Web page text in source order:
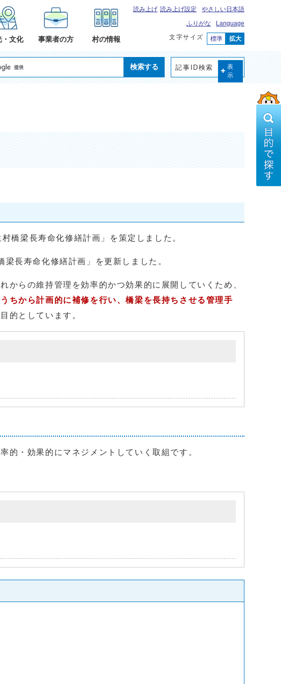
・文化 事業者の方 村の情報
読み上げ 読み上げ設定
やさしい日本語
ふりがな
Language
文字サイズ
標準 拡大
検索する 記事ID検索
表
示
橋梁長寿命化修繕計画」を策定しました。
長寿命化修繕計画」を更新しました。
からの維持管理を効率的かつ効果的に展開していくため、
ちから計画的に補修を行い、橋梁を長持ちさせる管理手
的としています。
的・効果的にマネジメントしていく取組です。